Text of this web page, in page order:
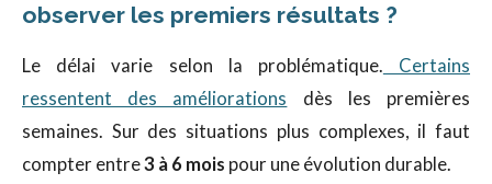
observer les premiers résultats ?
Le délai varie selon la problématique. Certains
ressentent des améliorations dès les premières
semaines. Sur des situations plus complexes, il faut
compter entre3 à 6 mois pour une évolution durable.